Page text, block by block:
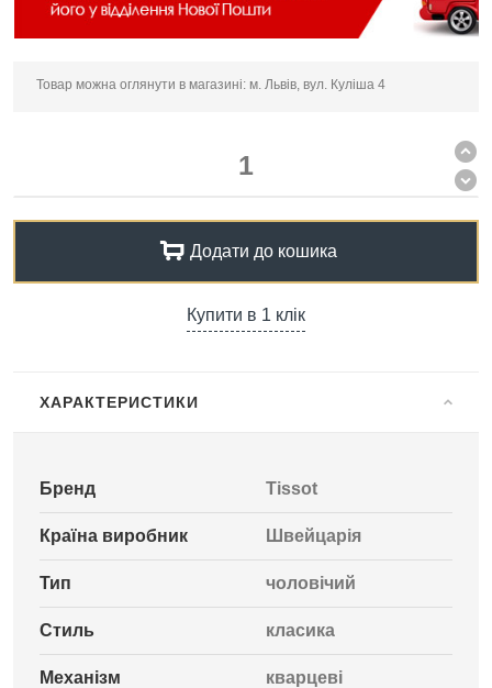
Товар можна оглянути в магазині: м. Львів, вул. Куліша 4
Додати до кошика
Купити в 1 клік
ХАРАКТЕРИСТИКИ
Бренд Tissot
Країна виробник Швейцарія
Тип чоловічий
Стиль класика
Механізм кварцеві